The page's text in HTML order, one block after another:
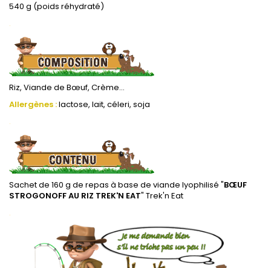
540 g (poids réhydraté)
.
Riz, Viande de Bœuf, Crème...
Allergènes :lactose, lait, céleri, soja
.
Sachet de 160 g de repas à base de viande lyophilisé "BŒUF
STROGONOFF AU RIZ TREK'N EAT" Trek'n Eat
.